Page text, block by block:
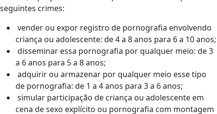
seguintes crimes:
vender ou expor registro de pornografia envolvendo
criança ou adolescente: de 4 a 8 anos para 6 a 10 anos;
disseminar essa pornografia por qualquer meio: de 3
a 6 anos para 5 a 8 anos;
adquirir ou armazenar por qualquer meio esse tipo
de pornografia: de 1 a 4 anos para 3 a 6 anos;
simular participação de criança ou adolescente em
cena de sexo explícito ou pornografia com montagem